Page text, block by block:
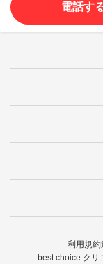
電話す
利用規約
best choice クリ